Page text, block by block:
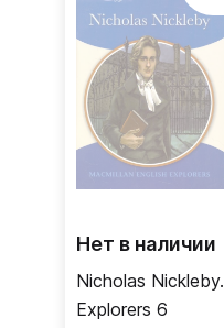
Нет в наличии
Nicholas Nickleby.
Explorers 6